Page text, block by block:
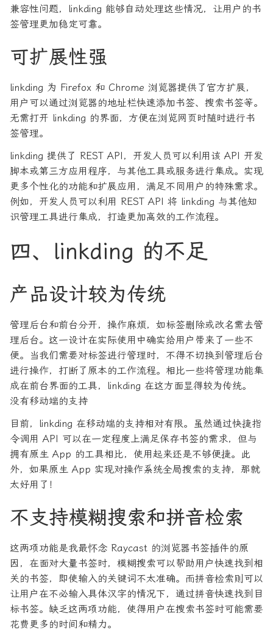
兼容性问题，linkding 能够自动处理这些情况，让用户的书
签管理更加稳定可靠。
可扩展性强
linkding 为 Firefox 和 Chrome 浏览器提供了官方扩展，
用户可以通过浏览器的地址栏快速添加书签、搜索书签等。
无需打开 linkding 的界面，方便在浏览网页时随时进行书
签管理。
linkding 提供了 REST API，开发人员可以利用该 API 开发
脚本或第三方应用程序，与其他工具或服务进行集成。实现
更多个性化的功能和扩展应用，满足不同用户的特殊需求。
例如，开发人员可以利用 REST API 将 linkding 与其他知
识管理工具进行集成，打造更加高效的工作流程。
四、linkding 的不足
产品设计较为传统
管理后台和前台分开，操作麻烦，如标签删除或改名需去管
理后台。这一设计在实际使用中确实给用户带来了一些不
便。当我们需要对标签进行管理时，不得不切换到管理后台
进行操作，打断了原本的工作流程。相比一些将管理功能集
成在前台界面的工具，linkding 在这方面显得较为传统。
没有移动端的支持
目前，linkding 在移动端的支持相对有限。虽然通过快捷指
令调用 API 可以在一定程度上满足保存书签的需求，但与
拥有原生 App 的工具相比，使用起来还是不够便捷。此
外，如果原生 App 实现对操作系统全局搜索的支持，那就
太好用了！
不支持模糊搜索和拼音检索
这两项功能是我最怀念 Raycast 的浏览器书签插件的原
因，在面对大量书签时，模糊搜索可以帮助用户快速找到相
关的书签，即使输入的关键词不太准确。而拼音检索则可以
让用户在不必输入具体汉字的情况下，通过拼音快速找到目
标书签。缺乏这两项功能，使得用户在搜索书签时可能需要
花费更多的时间和精力。